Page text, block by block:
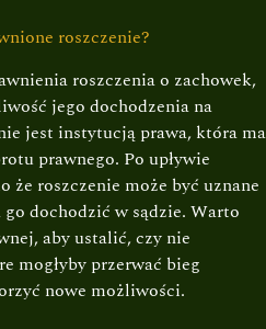
roszczenie?
roszczenia o zachowek,
jego dochodzenia na
jest instytucją prawa, która ma
prawnego. Po upływie
roszczenie może być uznane
go dochodzić w sądzie. Warto
aby ustalić, czy nie
mogłyby przerwać bieg
nowe możliwości.